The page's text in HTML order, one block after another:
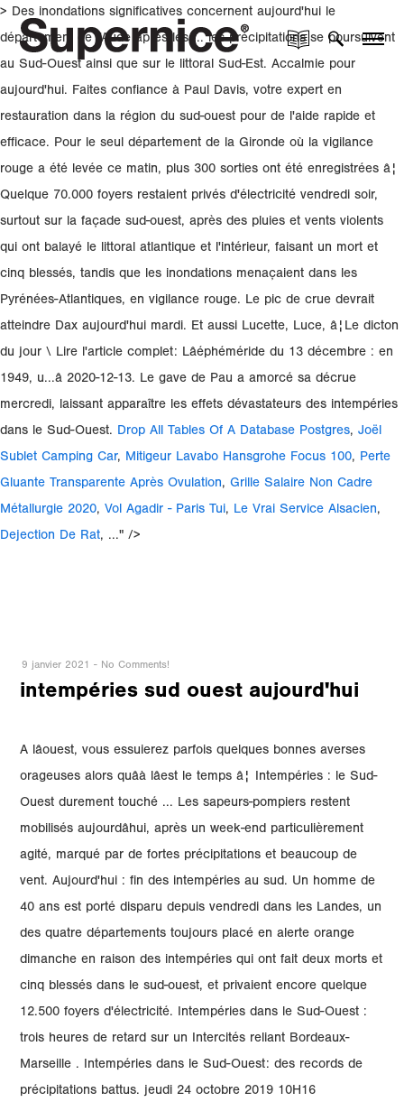
> Des inondations significatives concernent aujourd'hui le
département de l'Aude après les ... les précipitations se poursuivent
au Sud-Ouest ainsi que sur le littoral Sud-Est. Accalmie pour
aujourd'hui. Faites confiance à Paul Davis, votre expert en
restauration dans la région du sud-ouest pour de l'aide rapide et
efficace. Pour le seul département de la Gironde où la vigilance
rouge a été levée ce matin, plus 300 sorties ont été enregistrées â¦
Quelque 70.000 foyers restaient privés d'électricité vendredi soir,
surtout sur la façade sud-ouest, après des pluies et vents violents
qui ont balayé le littoral atlantique et l'intérieur, faisant un mort et
cinq blessés, tandis que les inondations menaçaient dans les
Pyrénées-Atlantiques, en vigilance rouge. Le pic de crue devrait
atteindre Dax aujourd'hui mardi. Et aussi Lucette, Luce, â¦Le dicton
du jour \ Lire l'article complet: Lâéphéméride du 13 décembre : en
1949, u...â 2020-12-13. Le gave de Pau a amorcé sa décrue
mercredi, laissant apparaître les effets dévastateurs des intempéries
dans le Sud-Ouest. Drop All Tables Of A Database Postgres, Joël
Sublet Camping Car, Mitigeur Lavabo Hansgrohe Focus 100, Perte
Gluante Transparente Après Ovulation, Grille Salaire Non Cadre
Métallurgie 2020, Vol Agadir - Paris Tui, Le Vrai Service Alsacien,
Dejection De Rat, ..." />
9 janvier 2021 - No Comments!
intempéries sud ouest aujourd'hui
A lâouest, vous essuierez parfois quelques bonnes averses
orageuses alors quâà lâest le temps â¦ Intempéries : le Sud-
Ouest durement touché ... Les sapeurs-pompiers restent
mobilisés aujourdâhui, après un week-end particulièrement
agité, marqué par de fortes précipitations et beaucoup de
vent. Aujourd'hui : fin des intempéries au sud. Un homme de
40 ans est porté disparu depuis vendredi dans les Landes, un
des quatre départements toujours placé en alerte orange
dimanche en raison des intempéries qui ont fait deux morts et
cinq blessés dans le sud-ouest, et privaient encore quelque
12.500 foyers d'électricité. Intempéries dans le Sud-Ouest :
trois heures de retard sur un Intercités reliant Bordeaux-
Marseille . Intempéries dans le Sud-Ouest: des records de
précipitations battus. jeudi 24 octobre 2019 10H16